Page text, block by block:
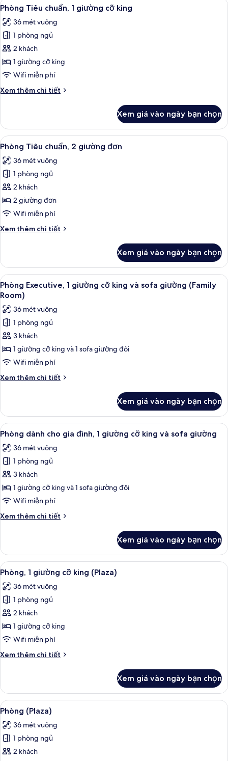
Room
tất
cả
ảnh
Phòng
Tiêu
chuẩn,
giường
5
Phòng Tiêu chuẩn, 1 giường cỡ king
36 mét vuông
1 phòng ngủ
2 khách
1 giường cỡ king
Wifi miễn phí
Xem thêm chi tiết
Chi
Phòng
Tiêu
chuẩn,
giường
cỡ
Xem giá vào ngày bạn chọn
Xem
tất
cả
ảnh
Phòng
Tiêu
chuẩn,
giường
Bộ đồ giường cao cấp, két bảo mật
6
Phòng Tiêu chuẩn, 2 giường đơn
36 mét vuông
1 phòng ngủ
2 khách
2 giường đơn
Wifi miễn phí
Xem thêm chi tiết
Chi
Phòng
Tiêu
chuẩn,
2
giường
đơn
Xem giá vào ngày bạn chọn
Xem
tất
cả
ảnh
Phòng
Executive,
1
giường
cỡ
king
sofa
giường
(Family
Room)
Phòng Executive, 1 giường cỡ king
11
Phòng Executive, 1 giường cỡ king và sofa giường (Family
Room)
36 mét vuông
1 phòng ngủ
3 khách
1 giường cỡ king và 1 sofa giường đôi
Wifi miễn phí
Xem thêm chi tiết
Chi
Phòng
Executive,
1
giường
cỡ
king
sofa
giường
(Family
Room)
Xem giá vào ngày bạn chọn
Xem
tất
cả
ảnh
Phòng
dành
cho
đình,
cỡ
king
và
sofa
giường
Phòng dành cho gia đình, 1 giường
7
Phòng dành cho gia đình, 1 giường cỡ king và sofa giường
36 mét vuông
1 phòng ngủ
3 khách
1 giường cỡ king và 1 sofa giường đôi
Wifi miễn phí
Xem thêm chi tiết
Chi
Phòng
dành
cho
đình,
cỡ
king
và
sofa
giường
Xem giá vào ngày bạn chọn
Xem
tất
cả
ảnh
Phòng,
1
giường
king
Bộ đồ giường cao cấp, két bảo mật
5
Phòng, 1 giường cỡ king (Plaza)
36 mét vuông
1 phòng ngủ
2 khách
1 giường cỡ king
Wifi miễn phí
Xem thêm chi tiết
Chi
Phòng,
giường
king
(Plaza)
Xem giá vào ngày bạn chọn
Xem
tất
cả
ảnh
Phòng
Bộ đồ giường cao cấp, két bảo mật
7
Phòng (Plaza)
36 mét vuông
1 phòng ngủ
2 khách